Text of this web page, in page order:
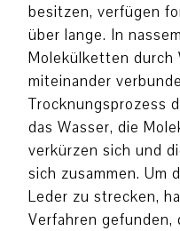
besitzen, verfügen
über lange. In
Molekülketten durch
miteinander
Trocknungsprozess
das Wasser, die
verkürzen sich und
sich zusammen. Um
Leder zu strecken,
Verfahren gefunden,